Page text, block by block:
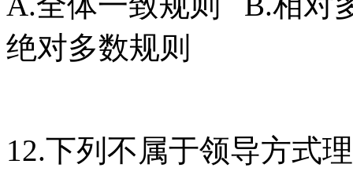
绝对多数规则
12.下列不属于领导方式